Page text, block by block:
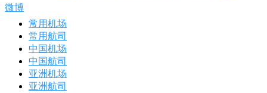
微博
常用机场
常用航司
中国机场
中国航司
亚洲机场
亚洲航司